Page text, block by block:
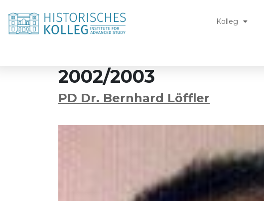
Kolleg
2002/2003
PD Dr. Bernhard Löffler